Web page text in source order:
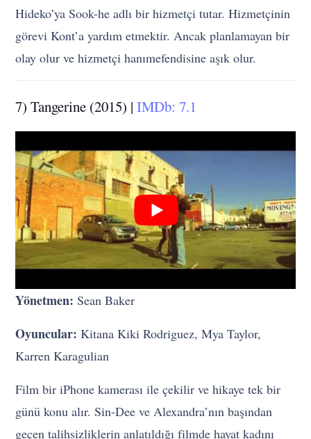
Hideko’ya Sook-he adlı bir hizmetçi tutar. Hizmetçinin
görevi Kont’a yardım etmektir. Ancak planlamayan bir
olay olur ve hizmetçi hanımefendisine aşık olur.
7) Tangerine (2015) |IMDb: 7.1
Yönetmen: Sean Baker
Oyuncular: Kitana Kiki Rodriguez, Mya Taylor,
Karren Karagulian
Film bir iPhone kamerası ile çekilir ve hikaye tek bir
günü konu alır. Sin-Dee ve Alexandra’nın başından
geçen talihsizliklerin anlatıldığı filmde hayat kadını